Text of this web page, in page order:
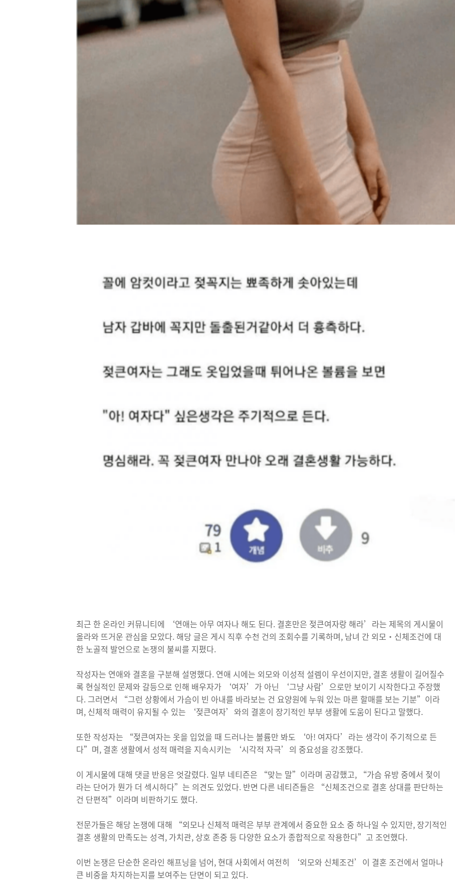
최근 한 온라인 커뮤니티에 ‘연애는 아무 여자나 해도 된다. 결혼만은 젖큰여자랑 해라’라는 제목의 게시물이
올라와 뜨거운 관심을 모았다. 해당 글은 게시 직후 수천 건의 조회수를 기록하며, 남녀 간 외모·신체조건에 대
한 노골적 발언으로 논쟁의 불씨를 지폈다.
작성자는 연애와 결혼을 구분해 설명했다. 연애 시에는 외모와 이성적 설렘이 우선이지만, 결혼 생활이 길어질수
록 현실적인 문제와 갈등으로 인해 배우자가 ‘여자’가 아닌 ‘그냥 사람’으로만 보이기 시작한다고 주장했
다. 그러면서 “그런 상황에서 가슴이 빈 아내를 바라보는 건 요양원에 누워 있는 마른 할매를 보는 기분”이라
며, 신체적 매력이 유지될 수 있는 ‘젖큰여자’와의 결혼이 장기적인 부부 생활에 도움이 된다고 말했다.
또한 작성자는 “젖큰여자는 옷을 입었을 때 드러나는 볼륨만 봐도 ‘아! 여자다’라는 생각이 주기적으로 든
다”며, 결혼 생활에서 성적 매력을 지속시키는 ‘시각적 자극’의 중요성을 강조했다.
이 게시물에 대해 댓글 반응은 엇갈렸다. 일부 네티즌은 “맞는 말”이라며 공감했고, “가슴 유방 중에서 젖이
라는 단어가 뭔가 더 섹시하다”는 의견도 있었다. 반면 다른 네티즌들은 “신체조건으로 결혼 상대를 판단하는
건 단편적”이라며 비판하기도 했다.
전문가들은 해당 논쟁에 대해 “외모나 신체적 매력은 부부 관계에서 중요한 요소 중 하나일 수 있지만, 장기적인
결혼 생활의 만족도는 성격, 가치관, 상호 존중 등 다양한 요소가 종합적으로 작용한다”고 조언했다.
이번 논쟁은 단순한 온라인 해프닝을 넘어, 현대 사회에서 여전히 ‘외모와 신체조건’이 결혼 조건에서 얼마나
큰 비중을 차지하는지를 보여주는 단면이 되고 있다.